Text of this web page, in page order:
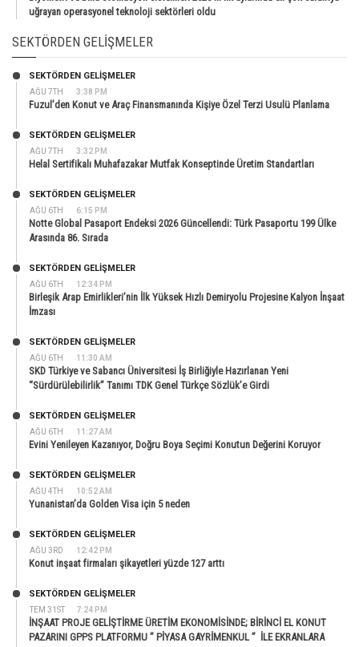
uğrayan operasyonel teknoloji sektörleri oldu
SEKTÖRDEN GELIŞMELER
AĞU 7TH 3:38 PM
SEKTÖRDEN GELIŞMELER
Fuzul’den Konut ve Araç Finansmanında Kişiye Özel Terzi Usulü Planlama
AĞU 7TH 3:32 PM
SEKTÖRDEN GELIŞMELER
Helal Sertifikalı Muhafazakar Mutfak Konseptinde Üretim Standartları
AĞU 6TH 6:15 PM
SEKTÖRDEN GELIŞMELER
Notte Global Pasaport Endeksi 2026 Güncellendi: Türk Pasaportu 199 Ülke
Arasında 86. Sırada
AĞU 6TH 12:34 PM
SEKTÖRDEN GELIŞMELER
Birleşik Arap Emirlikleri’nin İlk Yüksek Hızlı Demiryolu Projesine Kalyon İnşaat
İmzası
AĞU 6TH 11:30 AM
SEKTÖRDEN GELIŞMELER
SKD Türkiye ve Sabancı Üniversitesi İş Birliğiyle Hazırlanan Yeni
“Sürdürülebilirlik” Tanımı TDK Genel Türkçe Sözlük’e Girdi
AĞU 6TH 11:27 AM
SEKTÖRDEN GELIŞMELER
Evini Yenileyen Kazanıyor, Doğru Boya Seçimi Konutun Değerini Koruyor
AĞU 4TH 10:52 AM
SEKTÖRDEN GELIŞMELER
Yunanistan’da Golden Visa için 5 neden
AĞU 3RD 12:42 PM
SEKTÖRDEN GELIŞMELER
Konut inşaat firmaları şikayetleri yüzde 127 arttı
TEM 31ST 7:24 PM
SEKTÖRDEN GELIŞMELER
İNŞAAT PROJE GELİŞTİRME ÜRETİM EKONOMİSİNDE; BİRİNCİ EL KONUT
PAZARINI GPPS PLATFORMU ” PİYASA GAYRİMENKUL ” İLE EKRANLARA